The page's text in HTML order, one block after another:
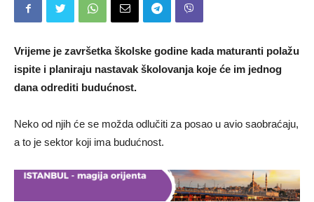
Vrijeme je završetka školske godine kada maturanti polažu
ispite i planiraju nastavak školovanja koje će im jednog
dana odrediti budućnost.
Neko od njih će se možda odlučiti za posao u avio saobraćaju,
a to je sektor koji ima budućnost.